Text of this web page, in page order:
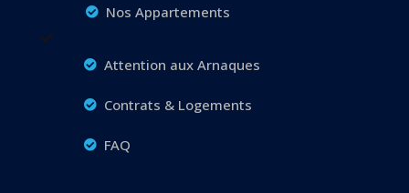
Nos Appartements
Attention aux Arnaques
Contrats & Logements
FAQ